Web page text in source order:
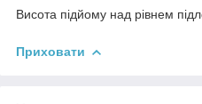
Висота підйому над рівнем
Приховати